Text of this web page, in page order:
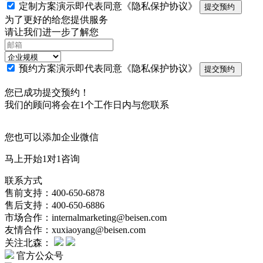
定制方案演示即代表同意 《隐私保护协议》 提交预约
为了更好的给您提供服务
请让我们进一步了解您
预约方案演示即代表同意 《隐私保护协议》 提交预约
您已成功提交预约！
我们的顾问将会在1个工作日内与您联系
您也可以添加企业微信
马上开始1对1咨询
联系方式
售前支持：400-650-6878
售后支持：400-650-6886
市场合作：internalmarketing@beisen.com
友情合作：xuxiaoyang@beisen.com
关注北森：
官方公众号